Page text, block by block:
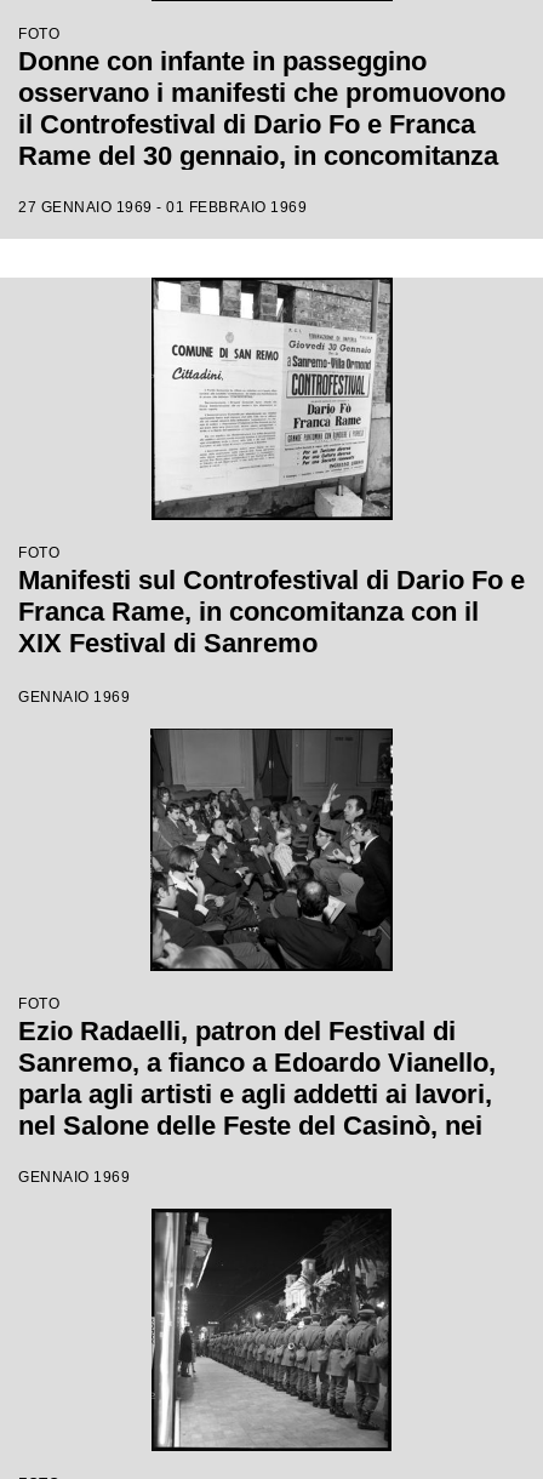
FOTO
Donne con infante in passeggino
osservano i manifesti che promuovono
il Controfestival di Dario Fo e Franca
Rame del 30 gennaio, in concomitanza
27 GENNAIO 1969 - 01 FEBBRAIO 1969
FOTO
Manifesti sul Controfestival di Dario Fo e
Franca Rame, in concomitanza con il
XIX Festival di Sanremo
GENNAIO 1969
FOTO
Ezio Radaelli, patron del Festival di
Sanremo, a fianco a Edoardo Vianello,
parla agli artisti e agli addetti ai lavori,
nel Salone delle Feste del Casinò, nei
GENNAIO 1969